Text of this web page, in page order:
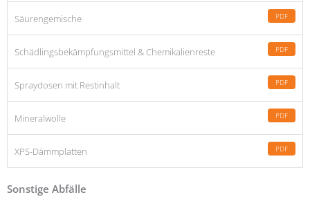
Säurengemische PDF
Schädlingsbekämpfungsmittel & Chemikalienreste PDF
Spraydosen mit Restinhalt PDF
Mineralwolle PDF
XPS-Dämmplatten PDF
Sonstige Abfälle